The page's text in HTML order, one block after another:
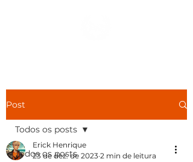
Post
Todos os posts
Todos os posts
Erick Henrique
23 de dez. de 2023 2 min de leitura